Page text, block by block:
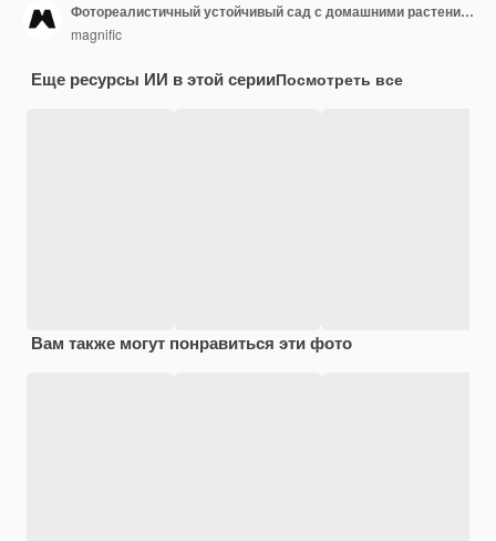
Фотореалистичный устойчивый сад с домашними растениями
magnific
Еще ресурсы ИИ в этой серииПосмотреть все
Вам также могут понравиться эти фото